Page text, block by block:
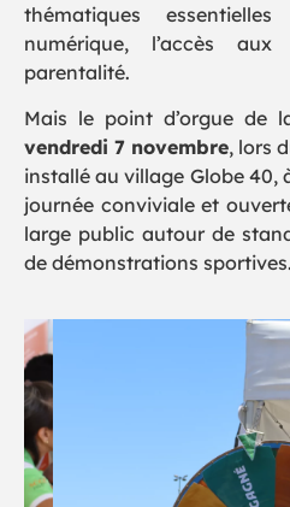
thématiques
numérique, l’accès
parentalité.
Mais le point d’orgue de
vendredi 7 novembre, lors
installé au village Globe 40,
journée conviviale et
large public autour de
de démonstrations sportives.